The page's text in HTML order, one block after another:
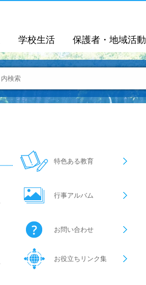
学校生活 保護者・地域活動
特色ある教育
行事アルバム
お問い合わせ
お役立ちリンク集